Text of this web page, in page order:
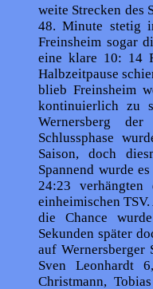
weite Strecken des
48. Minute stetig
Freins­heim sogar
eine klare 10: 14
Halbzeitpause
blieb Freinsheim
kontinu­ierlich zu
Wernersberg
Schlussphase
Saison, doch
Spannend wurde
24:23
einheimischen
die Chance
Sekunden später
auf Wernersberger
Sven Leonhardt
Christmann,